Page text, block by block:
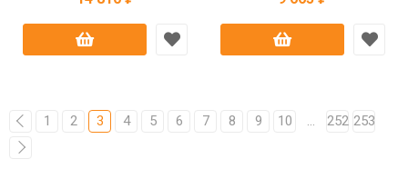
1 2 3 4 5 6 7 8 9 10 ... 252 253